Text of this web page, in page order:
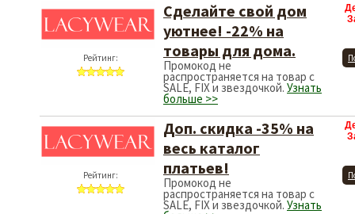
Рейтинг:
Сделайте свой дом
уютнее! -22% на
товары для дома.
Промокод не
распространяется на товар с
SALE, FIX и звездочкой. Узнать
больше >>
Рейтинг:
Доп. скидка -35% на
весь каталог
платьев!
Промокод не
распространяется на товар с
SALE, FIX и звездочкой. Узнать